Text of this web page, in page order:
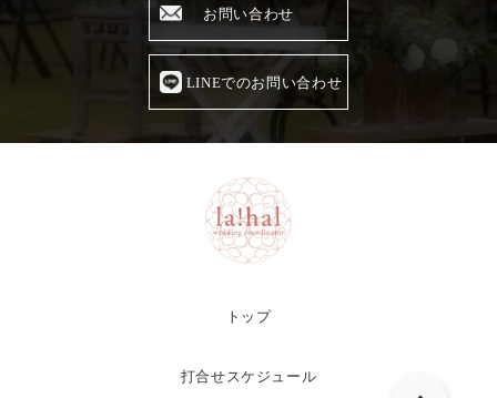
お問い合わせ
LINEでのお問い合わせ
トップ
打合せスケジュール